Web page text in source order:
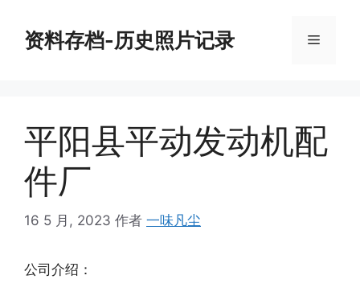
资料存档-历史照片记录 菜
平阳县平动发动机配
件厂
16 5 月, 2023 作者 一味凡尘
公司介绍：